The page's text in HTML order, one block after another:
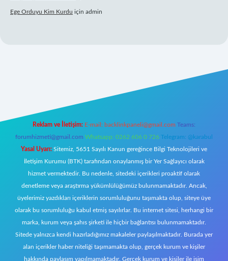
Ege Orduyu Kim Kurdu için admin
Reklam ve İletişim: E-mail: backlinkpaneli@gmail.com Teams:
forumhizmeti@gmail.com Whatsapp: 0262 606 0 726 Telegram: @karabul
Yasal Uyarı: Sitemiz, 5651 Sayılı Kanun gereğince Bilgi Teknolojileri ve
İletişim Kurumu (BTK) tarafından onaylanmış bir Yer Sağlayıcı olarak
hizmet vermektedir. Bu nedenle, sitedeki içerikleri proaktif olarak
denetleme veya araştırma yükümlülüğümüz bulunmamaktadır. Ancak,
üyelerimiz yazdıkları içeriklerin sorumluluğunu taşımakta olup, siteye üye
olarak bu sorumluluğu kabul etmiş sayılırlar. Bu internet sitesi, herhangi bir
marka, kurum veya şahıs şirketi ile hiçbir bağlantısı bulunmamaktadır.
Sitede yalnızca kendi hazırladığımız makaleler paylaşılmaktadır. Burada yer
alan içerikler haber niteliği taşımamakta olup, gerçek kurum ve kişiler
hakkında paylaşım yapılmamaktadır. Gerçek kurum ve kişiler ile isim